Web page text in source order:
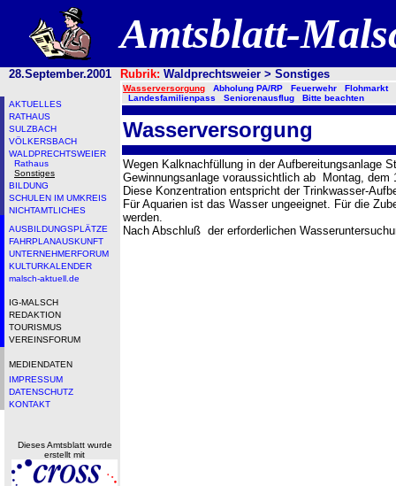
Amtsblatt-
28.September.2001 Rubrik: Waldprechtsweier > Sonstiges
AKTUELLES
RATHAUS
SULZBACH
VÖLKERSBACH
WALDPRECHTSWEIER
Rathaus
Sonstiges
BILDUNG
SCHULEN IM UMKREIS
NICHTAMTLICHES
AUSBILDUNGSPLÄTZE
FAHRPLANAUSKUNFT
UNTERNEHMERFORUM
KULTURKALENDER
malsch-aktuell.de
IG-MALSCH
REDAKTION
TOURISMUS
VEREINSFORUM
MEDIENDATEN
IMPRESSUM
DATENSCHUTZ
KONTAKT
Dieses Amtsblatt wurde
erstellt mit
Wasserversorgung Abholung PA/RP Feuerwehr
Flohmarkt
Landesfamilienpass
Seniorenausflug Bitte beachten
Wasserversorgung
Wegen Kalknachfüllung in der Aufbereitungsanlage
Gewinnungsanlage voraussichtlich ab Montag, dem
Diese Konzentration entspricht der Trinkwasser-
Für Aquarien ist das Wasser ungeeignet. Für die
werden.
Nach Abschluß der erforderlichen